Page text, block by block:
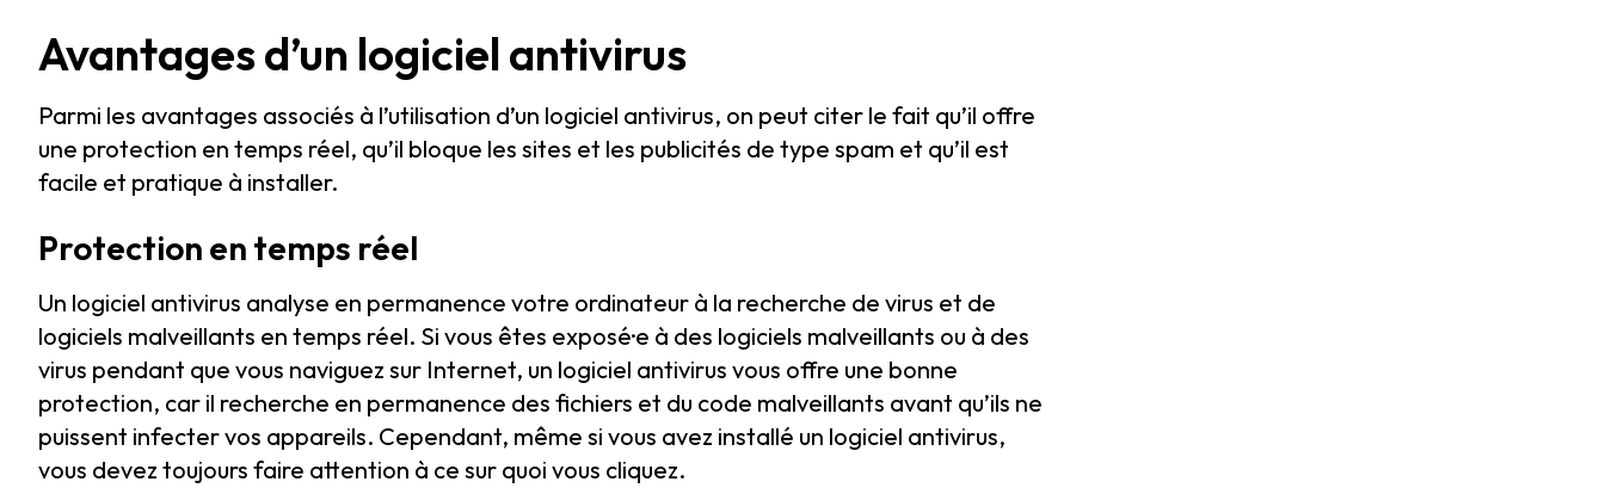
Avantages d’un logiciel antivirus
Parmi les avantages associés à l’utilisation d’un logiciel antivirus, on peut citer le fait qu’il offre
une protection en temps réel, qu’il bloque les sites et les publicités de type spam et qu’il est
facile et pratique à installer.
Protection en temps réel
Un logiciel antivirus analyse en permanence votre ordinateur à la recherche de virus et de
logiciels malveillants en temps réel. Si vous êtes exposé·e à des logiciels malveillants ou à des
virus pendant que vous naviguez sur Internet, un logiciel antivirus vous offre une bonne
protection, car il recherche en permanence des fichiers et du code malveillants avant qu’ils ne
puissent infecter vos appareils. Cependant, même si vous avez installé un logiciel antivirus,
vous devez toujours faire attention à ce sur quoi vous cliquez.